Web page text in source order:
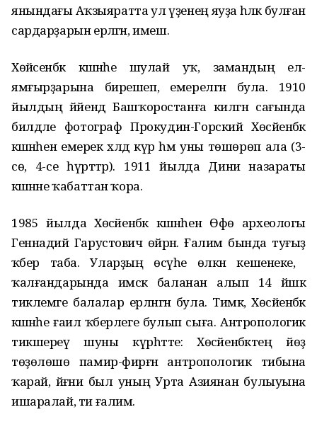
янындағы Аҡзыяратта ул үҙенең яуҙа һәләк булған
сардарҙарын ерләгән, имеш.
Хөйәсенбәк кәшәнәһе шулай уҡ, замандың ел-
ямғырҙарына бирешеп, емерелгән була. 1910
йылдың йәйендә Башҡоростанға килгән сағында
билдәле фотограф Прокудин-Горский Хөсәйенбәк
кәшәнәһен емерек хәлдә күрә һәм уны төшөрөп ала (3-
сө, 4-се һүрәттәр). 1911 йылда Диниә назараты
кәшәнәне ҡабаттан ҡора.
1985 йылда Хөсәйенбәк кәшәнәһен Өфө археологы
Геннадий Гарустович өйрәнә. Ғалим бында туғыҙ
ҡәбер таба. Уларҙың өсәүһе өлкән кешенеке, ә
ҡалғандарында имсәк баланан алып 14 йәшкә
тиклемге балалар ерләнгән була. Тимәк, Хөсәйенбәк
кәшәнәһе ғаилә ҡәберлеге булып сыға. Антропологик
тикшереү шуны күрһәтте: Хөсәйенбәктең йөҙ
төҙөлөшө памир-фирғәнә антропологик тибына
ҡарай, йәғни был уның Урта Азиянан булыуына
ишаралай, ти ғалим.